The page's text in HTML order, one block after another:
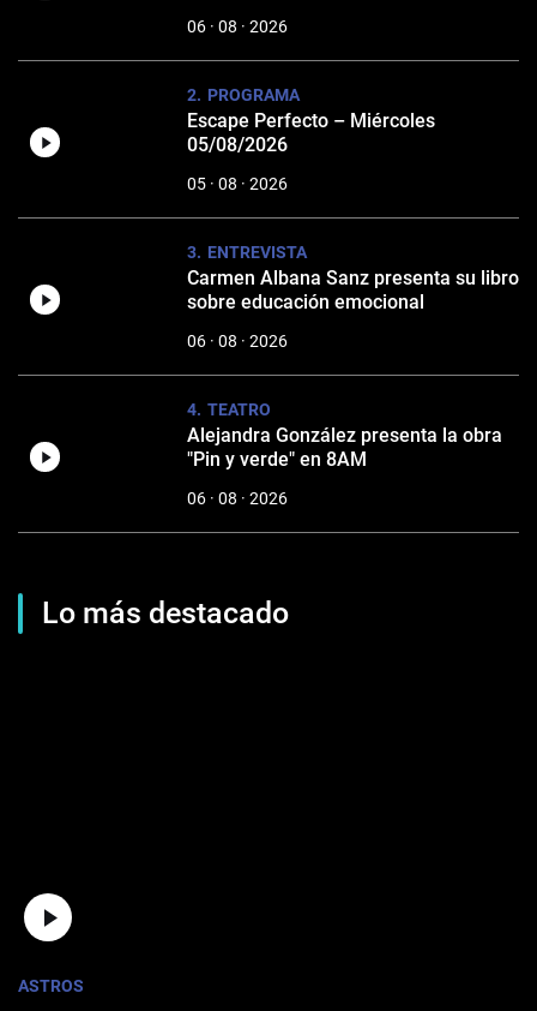
06 · 08 · 2026
PROGRAMA
Escape Perfecto – Miércoles
05/08/2026
05 · 08 · 2026
ENTREVISTA
Carmen Albana Sanz presenta su libro
sobre educación emocional
06 · 08 · 2026
TEATRO
Alejandra González presenta la obra
"Pin y verde" en 8AM
06 · 08 · 2026
Lo más destacado
ASTROS